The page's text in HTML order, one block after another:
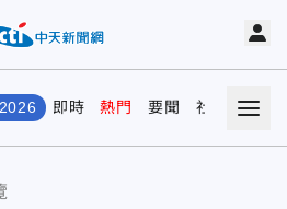
即時 熱門 要聞 社會 娛樂